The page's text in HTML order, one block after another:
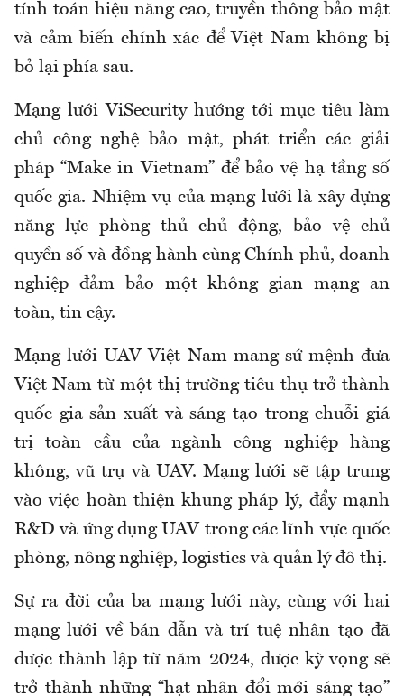
tính toán hiệu năng cao, truyền thông bảo mật
và cảm biến chính xác để Việt Nam không bị
bỏ lại phía sau.
Mạng lưới ViSecurity hướng tới mục tiêu làm
chủ công nghệ bảo mật, phát triển các giải
pháp “Make in Vietnam” để bảo vệ hạ tầng số
quốc gia. Nhiệm vụ của mạng lưới là xây dựng
năng lực phòng thủ chủ động, bảo vệ chủ
quyền số và đồng hành cùng Chính phủ, doanh
nghiệp đảm bảo một không gian mạng an
toàn, tin cậy.
Mạng lưới UAV Việt Nam mang sứ mệnh đưa
Việt Nam từ một thị trường tiêu thụ trở thành
quốc gia sản xuất và sáng tạo trong chuỗi giá
trị toàn cầu của ngành công nghiệp hàng
không, vũ trụ và UAV. Mạng lưới sẽ tập trung
vào việc hoàn thiện khung pháp lý, đẩy mạnh
R&D và ứng dụng UAV trong các lĩnh vực quốc
phòng, nông nghiệp, logistics và quản lý đô thị.
Sự ra đời của ba mạng lưới này, cùng với hai
mạng lưới về bán dẫn và trí tuệ nhân tạo đã
được thành lập từ năm 2024, được kỳ vọng sẽ
trở thành những “hạt nhân đổi mới sáng tạo”